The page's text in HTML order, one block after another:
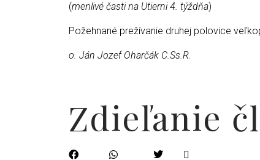
(menlivé časti na Utierni 4. týždňa)
Požehnané prežívanie druhej polovice
o. Ján Jozef Oharčák C.Ss.R.
Zdieľanie